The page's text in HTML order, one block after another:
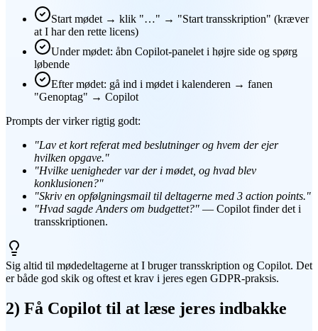
Start mødet → klik "…" → "Start transskription" (kræver
at I har den rette licens)
Under mødet: åbn Copilot-panelet i højre side og spørg
løbende
Efter mødet: gå ind i mødet i kalenderen → fanen
"Genoptag" → Copilot
Prompts der virker rigtig godt:
"Lav et kort referat med beslutninger og hvem der ejer
hvilken opgave."
"Hvilke uenigheder var der i mødet, og hvad blev
konklusionen?"
"Skriv en opfølgningsmail til deltagerne med 3 action points."
"Hvad sagde Anders om budgettet?" — Copilot finder det i
transskriptionen.
Sig altid til mødedeltagerne at I bruger transskription og Copilot. Det
er både god skik og oftest et krav i jeres egen GDPR-praksis.
2) Få Copilot til at læse jeres indbakke